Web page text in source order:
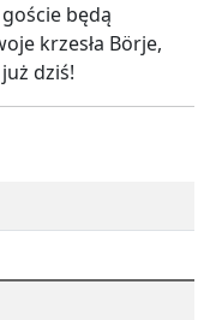
będą
krzesła Börje,
dziś!